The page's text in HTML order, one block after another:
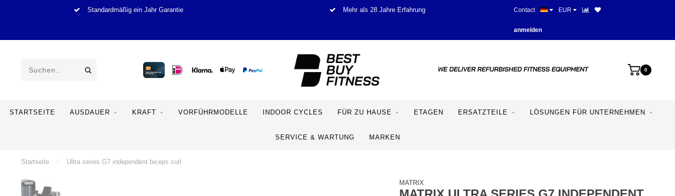
Standardmäßig ein Jahr Garantie Mehr als 28 Jahre Erfahrung Beste Preise und beste
Contact EUR
anmelden
0
STARTSEITE AUSDAUER KRAFT VORFÜHRMODELLE INDOOR CYCLES FÜR ZU HAUSE ETAGEN ERSATZTEILE LÖSUNGEN FÜR UNTERNEHMEN
SERVICE & WARTUNG MARKEN
Startseite / Ultra series G7 independent biceps curl
MATRIX